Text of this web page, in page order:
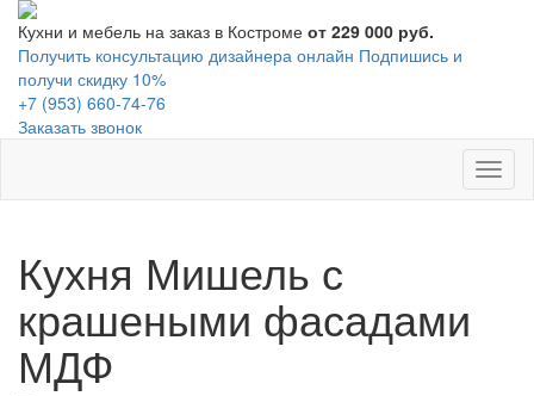
Кухни и мебель на заказ в Костроме от 229 000 руб.
Получить консультацию дизайнера онлайн Подпишись и
получи скидку 10%
+7 (953) 660-74-76
Заказать звонок
Кухня Мишель с
крашеными фасадами
МДФ